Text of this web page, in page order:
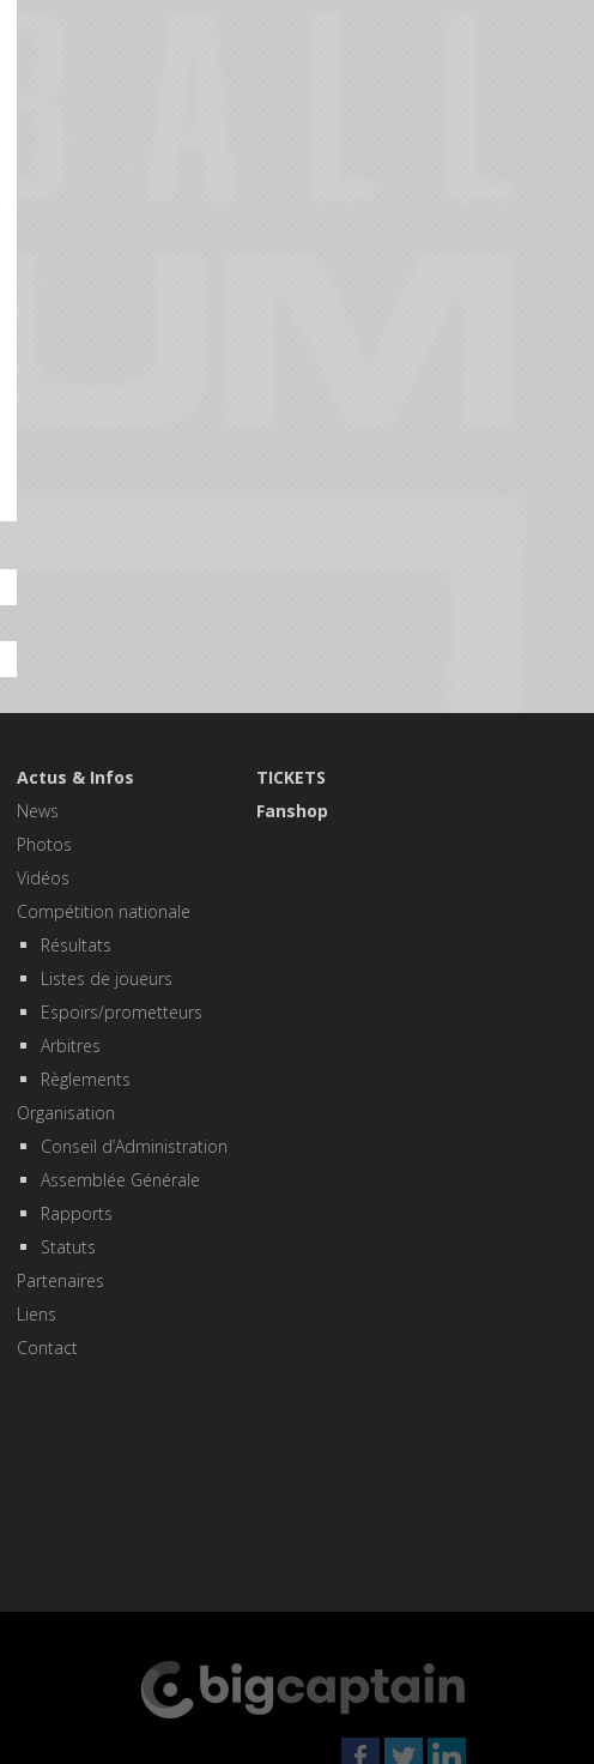
Actus & Infos
News
Photos
Vidéos
Compétition nationale
Résultats
Listes de joueurs
Espoirs/prometteurs
Arbitres
Règlements
Organisation
Conseil d’Administration
Assemblée Générale
Rapports
Statuts
Partenaires
Liens
Contact
TICKETS
Fanshop